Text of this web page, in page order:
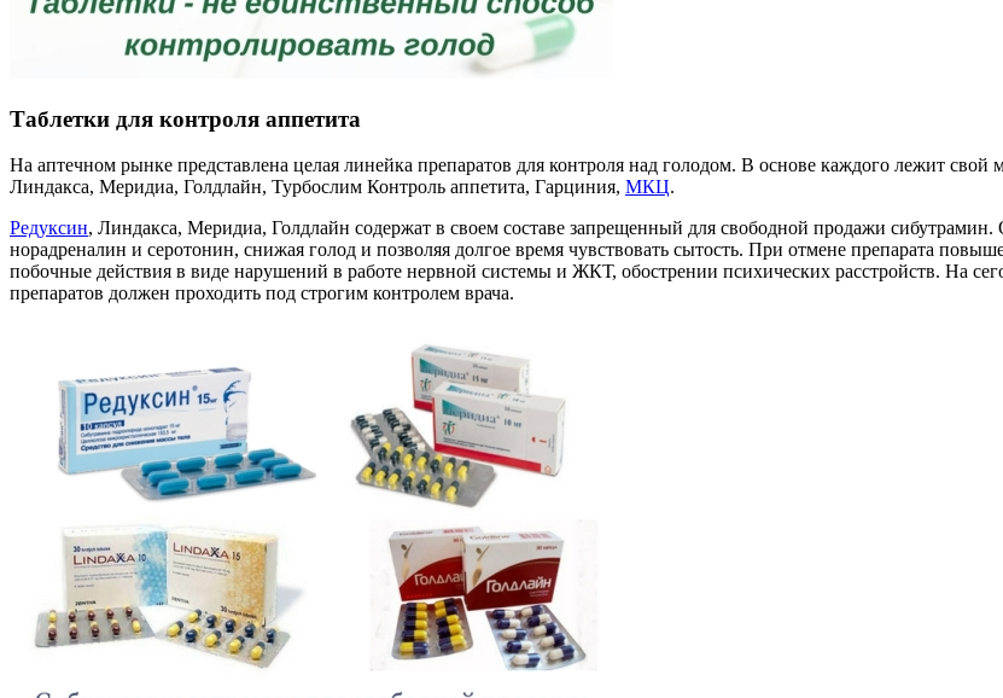
Таблетки для контроля аппетита
На аптечном рынке представлена целая линейка препаратов для контроля над голодом. В основе каждого лежит
Линдакса, Меридиа, Голдлайн, Турбослим Контроль аппетита, Гарциния, МКЦ.
Редуксин, Линдакса, Меридиа, Голдлайн содержат в своем составе запрещенный для свободной продажи сибутрамин.
норадреналин и серотонин, снижая голод и позволяя долгое время чувствовать сытость. При отмене препарата
побочные действия в виде нарушений в работе нервной системы и ЖКТ, обострении психических расстройств. На
препаратов должен проходить под строгим контролем врача.